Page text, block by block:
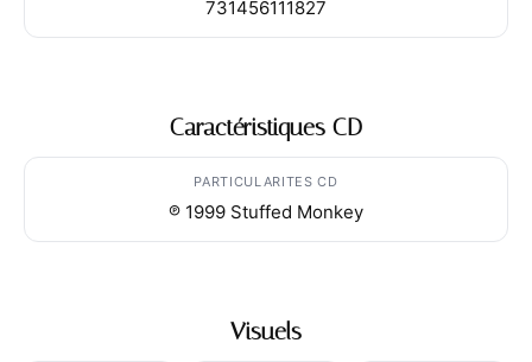
731456111827
Caractéristiques CD
PARTICULARITES CD
℗ 1999 Stuffed Monkey
Visuels